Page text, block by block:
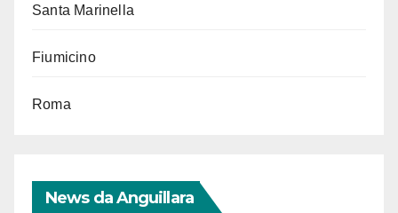
Santa Marinella
Fiumicino
Roma
News da Anguillara